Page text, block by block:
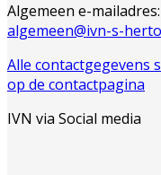
Algemeen e-mailadres:
algemeen@ivn-s-
Alle contactgegevens
op de contactpagina
IVN via Social media